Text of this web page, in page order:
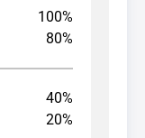
100%
80%
40%
20%